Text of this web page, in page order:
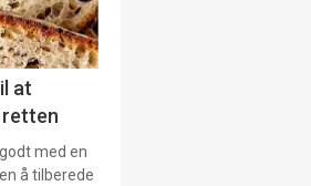
at
retten
med en
å tilberede